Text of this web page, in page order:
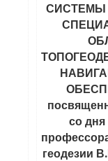
СИСТЕМЫ
со
геодезии